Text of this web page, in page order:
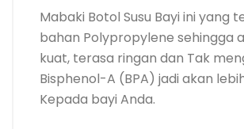
Mabaki Botol Susu Bayi ini yang
bahan Polypropylene sehingga
kuat, terasa ringan dan Tak
Bisphenol-A (BPA) jadi akan
Kepada bayi Anda.